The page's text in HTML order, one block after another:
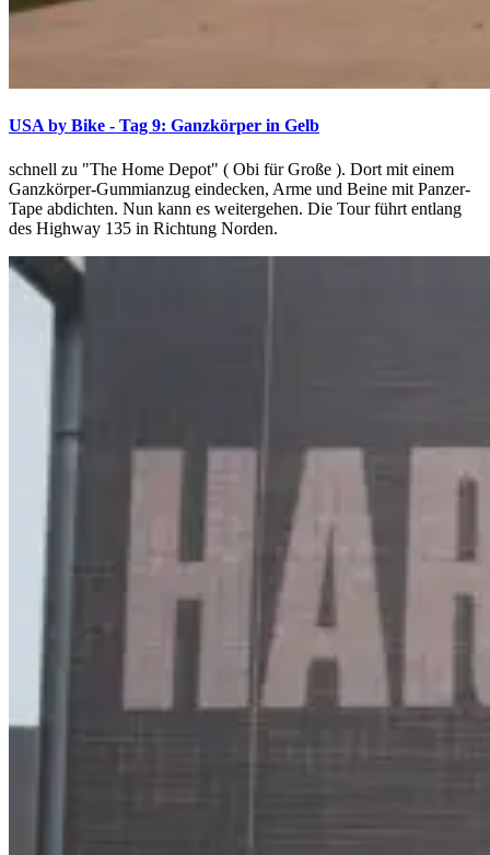
USA by Bike - Tag 9: Ganzkörper in Gelb
schnell zu "The Home Depot" ( Obi für Große ). Dort mit einem
Ganzkörper-Gummianzug eindecken, Arme und Beine mit Panzer-
Tape abdichten. Nun kann es weitergehen. Die Tour führt entlang
des Highway 135 in Richtung Norden.